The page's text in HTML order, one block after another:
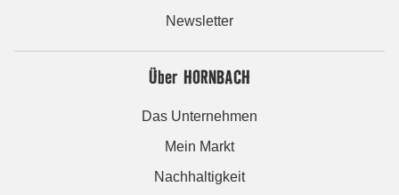
Newsletter
Über HORNBACH
Das Unternehmen
Mein Markt
Nachhaltigkeit